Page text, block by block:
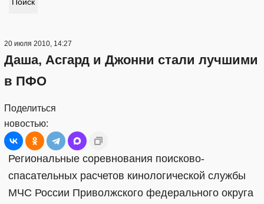
20 июля 2010, 14:27
Даша, Асгард и Джонни стали лучшими
в ПФО
Поделиться
новостью:
Региональные соревнования поисково-
спасательных расчетов кинологической службы
МЧС России Приволжского федерального округа